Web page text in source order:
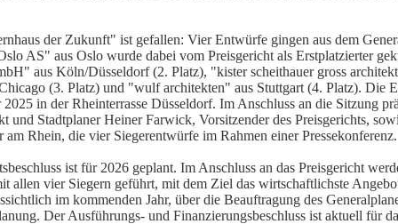
der Zukunft" ist gefallen: Vier Entwürfe gingen aus dem
AS" aus Oslo wurde dabei vom Preisgericht als Erstplatzierter
aus Köln/Düsseldorf (2. Platz), "kister scheithauer gross
(3. Platz) und "wulf architekten" aus Stuttgart (4. Platz). Die
in der Rheinterrasse Düsseldorf. Im Anschluss an die Sitzung
und Stadtplaner Heiner Farwick, Vorsitzender des Preisgerichts,
Rhein, die vier Siegerentwürfe im Rahmen einer Pressekonferenz.
ist für 2026 geplant. Im Anschluss an das Preisgericht
allen vier Siegern geführt, mit dem Ziel das wirtschaftlichste
im kommenden Jahr, über die Beauftragung des
Der Ausführungs- und Finanzierungsbeschluss ist aktuell für